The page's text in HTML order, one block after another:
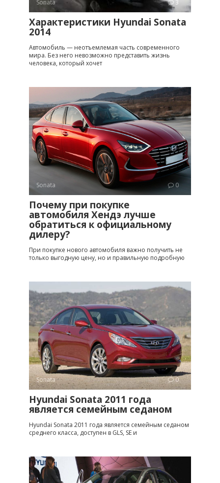
Sonata 3
Характеристики Hyundai Sonata
2014
Автомобиль — неотъемлемая часть современного
мира. Без него невозможно представить жизнь
человека, который хочет
Sonata 0
Почему при покупке
автомобиля Хендэ лучше
обратиться к официальному
дилеру?
При покупке нового автомобиля важно получить не
только выгодную цену, но и правильную подробную
Sonata 0
Hyundai Sonata 2011 года
является семейным седаном
Hyundai Sonata 2011 года является семейным седаном
среднего класса, доступен в GLS, SE и